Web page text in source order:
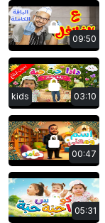
09:50
03:10
kids
00:47
05:31